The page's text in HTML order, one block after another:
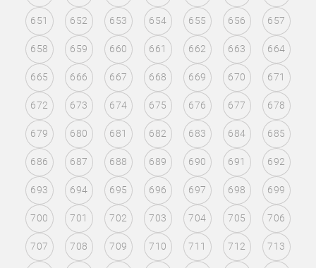
651 652 653 654 655 656 657
658 659 660 661 662 663 664
665 666 667 668 669 670 671
672 673 674 675 676 677 678
679 680 681 682 683 684 685
686 687 688 689 690 691 692
693 694 695 696 697 698 699
700 701 702 703 704 705 706
707 708 709 710 711 712 713